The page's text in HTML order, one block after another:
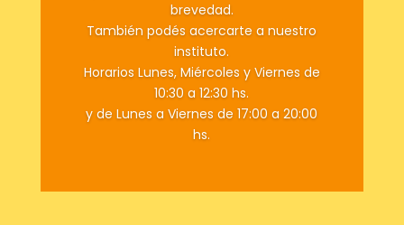
brevedad.
También podés acercarte a nuestro
instituto.
Horarios Lunes, Miércoles y Viernes de
10:30 a 12:30 hs.
y de Lunes a Viernes de 17:00 a 20:00
hs.